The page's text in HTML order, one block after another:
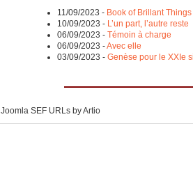
11/09/2023 - Book of Brillant Things
10/09/2023 - L’un part, l’autre reste
06/09/2023 - Témoin à charge
06/09/2023 -Avec elle
03/09/2023 - Genèse pour le XXIe
Joomla SEF URLs by Artio